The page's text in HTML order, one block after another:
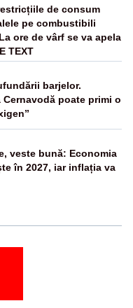
de consum
pe combustibili
ore de vârf se va apela
TEXT
barjelor.
Cernavodă poate primi o
veste bună: Economia
în 2027, iar inflația va